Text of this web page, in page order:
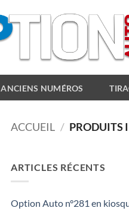
ANCIENS NUMÉROS
ACCUEIL / PRODUITS
ARTICLES RÉCENTS
Option Auto n°281 en